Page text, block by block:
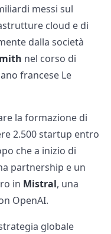
messi sul
cloud e di
dalla società
nel corso di
francese Le
la formazione di
2.500 startup entro
che a inizio di
partnership e un
in Mistral, una
OpenAI.
globale